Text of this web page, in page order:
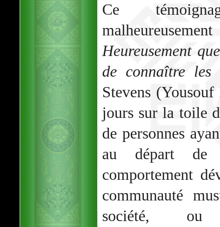
Ce
Heureusement
de connaître les
Stevens
jours sur la toile
de personnes
au départ
comportement
communauté
société, ou